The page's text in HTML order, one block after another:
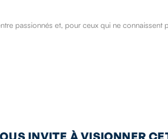
passionnés et, pour ceux qui ne
INVITE À VISIONNER